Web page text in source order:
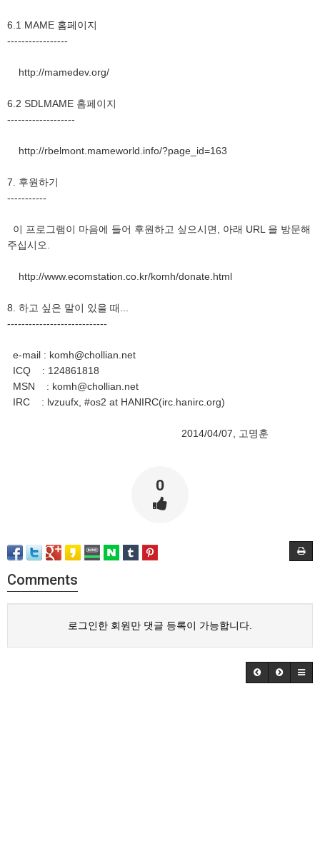
6.1 MAME 홈페이지
-----------------
http://mamedev.org/
6.2 SDLMAME 홈페이지
-------------------
http://rbelmont.mameworld.info/?page_id=163
7. 후원하기
-----------
이 프로그램이 마음에 들어 후원하고 싶으시면, 아래 URL 을 방문해
주십시오.
http://www.ecomstation.co.kr/komh/donate.html
8. 하고 싶은 말이 있을 때...
----------------------------
e-mail : komh@chollian.net
ICQ : 124861818
MSN : komh@chollian.net
IRC : lvzuufx, #os2 at HANIRC(irc.hanirc.org)
2014/04/07, 고명훈
0
Comments
로그인한 회원만 댓글 등록이 가능합니다.